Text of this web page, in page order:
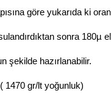
göre yukarıda ki
sonra 180µ
şekilde hazırlanabilir.
1470 gr/lt yoğunluk)